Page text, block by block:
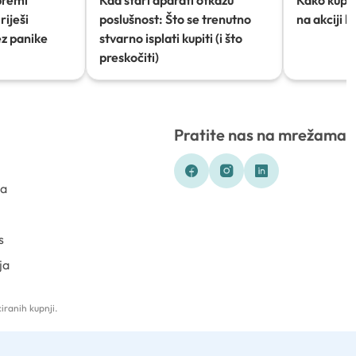
panike
poslušnost: Što se trenutno
stvarno isplati kupiti (i što
preskočiti)
na akciji
Pratite nas na mrežama
kupnji.